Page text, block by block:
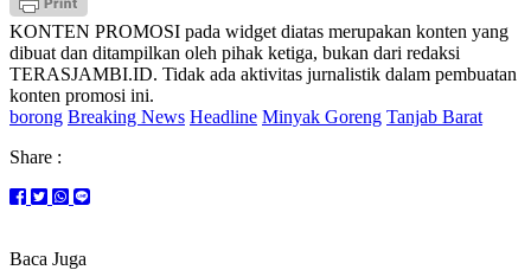
KONTEN PROMOSI pada widget diatas merupakan konten yang
dibuat dan ditampilkan oleh pihak ketiga, bukan dari redaksi
TERASJAMBI.ID. Tidak ada aktivitas jurnalistik dalam pembuatan
konten promosi ini.
borong Breaking News Headline Minyak Goreng Tanjab Barat
Share :
Baca Juga